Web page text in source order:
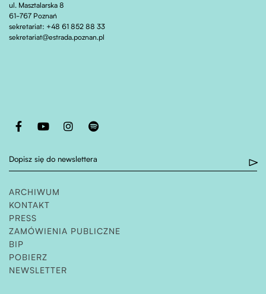
ul. Masztalarska 8
61-767 Poznań
sekretariat: +48 61 852 88 33
sekretariat@estrada.poznan.pl
Otwiera stronę w nowej karcie
Otwiera stronę w nowej karcie
Otwiera stronę w nowej karcie
Otwiera stronę w nowej karcie
Dopisz się do newslettera
ARCHIWUM
KONTAKT
PRESS
ZAMÓWIENIA PUBLICZNE
BIP
POBIERZ
NEWSLETTER